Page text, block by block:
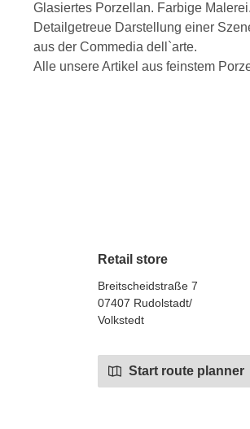
Glasiertes Porzellan. Farbige Malerei.
Detailgetreue Darstellung einer
aus der Commedia dell`arte.
Alle unsere Artikel aus feinstem
Retail store
Breitscheidstraße 7
07407 Rudolstadt/
Volkstedt
Start route planner